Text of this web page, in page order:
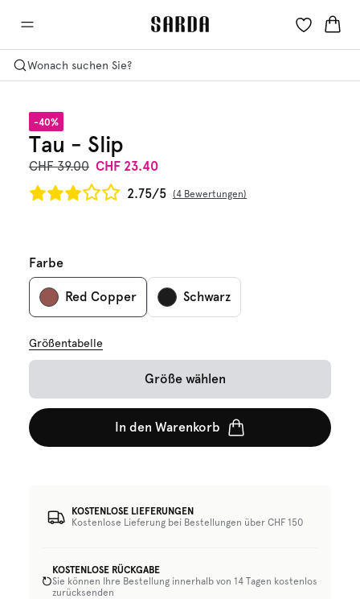
Wonach suchen Sie?
-40%
Tau - Slip
CHF 39.00 CHF 23.40
2.75/5
4 Bewertungen
Farbe
Red Copper Schwarz
Größentabelle
Größe wählen
In den Warenkorb
KOSTENLOSE LIEFERUNGEN
Kostenlose Lieferung bei Bestellungen über CHF 150
KOSTENLOSE RÜCKGABE
Sie können Ihre Bestellung innerhalb von 14 Tagen kostenlos
zurücksenden